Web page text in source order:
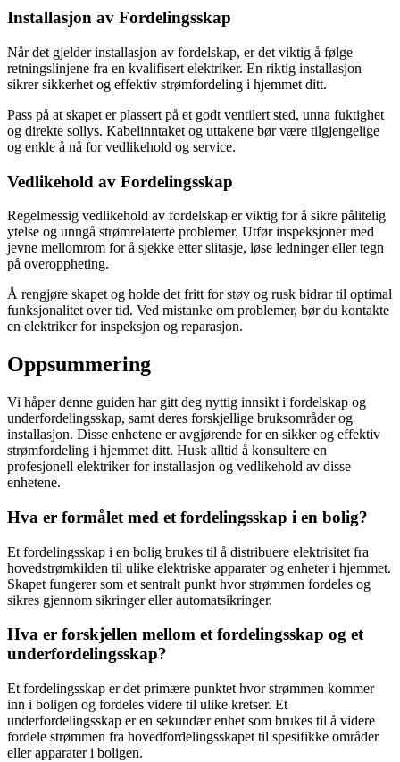
Installasjon av Fordelingsskap
Når det gjelder installasjon av fordelskap, er det viktig å følge
retningslinjene fra en kvalifisert elektriker. En riktig installasjon
sikrer sikkerhet og effektiv strømfordeling i hjemmet ditt.
Pass på at skapet er plassert på et godt ventilert sted, unna fuktighet
og direkte sollys. Kabelinntaket og uttakene bør være tilgjengelige
og enkle å nå for vedlikehold og service.
Vedlikehold av Fordelingsskap
Regelmessig vedlikehold av fordelskap er viktig for å sikre pålitelig
ytelse og unngå strømrelaterte problemer. Utfør inspeksjoner med
jevne mellomrom for å sjekke etter slitasje, løse ledninger eller tegn
på overoppheting.
Å rengjøre skapet og holde det fritt for støv og rusk bidrar til optimal
funksjonalitet over tid. Ved mistanke om problemer, bør du kontakte
en elektriker for inspeksjon og reparasjon.
Oppsummering
Vi håper denne guiden har gitt deg nyttig innsikt i fordelskap og
underfordelingsskap, samt deres forskjellige bruksområder og
installasjon. Disse enhetene er avgjørende for en sikker og effektiv
strømfordeling i hjemmet ditt. Husk alltid å konsultere en
profesjonell elektriker for installasjon og vedlikehold av disse
enhetene.
Hva er formålet med et fordelingsskap i en bolig?
Et fordelingsskap i en bolig brukes til å distribuere elektrisitet fra
hovedstrømkilden til ulike elektriske apparater og enheter i hjemmet.
Skapet fungerer som et sentralt punkt hvor strømmen fordeles og
sikres gjennom sikringer eller automatsikringer.
Hva er forskjellen mellom et fordelingsskap og et
underfordelingsskap?
Et fordelingsskap er det primære punktet hvor strømmen kommer
inn i boligen og fordeles videre til ulike kretser. Et
underfordelingsskap er en sekundær enhet som brukes til å videre
fordele strømmen fra hovedfordelingsskapet til spesifikke områder
eller apparater i boligen.